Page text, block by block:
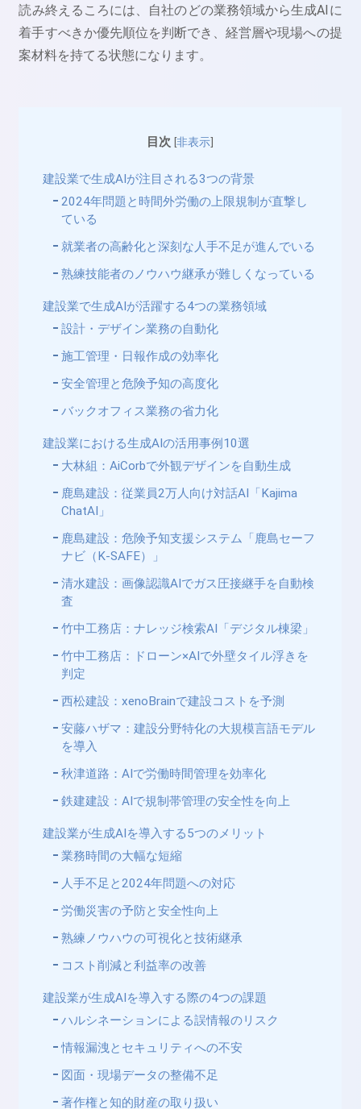
読み終えるころには、自社のどの業務領域から生成AIに
着手すべきか優先順位を判断でき、経営層や現場への提
案材料を持てる状態になります。
目次 [非表示]
建設業で生成AIが注目される3つの背景
2024年問題と時間外労働の上限規制が直撃し
ている
就業者の高齢化と深刻な人手不足が進んでいる
熟練技能者のノウハウ継承が難しくなっている
建設業で生成AIが活躍する4つの業務領域
設計・デザイン業務の自動化
施工管理・日報作成の効率化
安全管理と危険予知の高度化
バックオフィス業務の省力化
建設業における生成AIの活用事例10選
大林組：AiCorbで外観デザインを自動生成
鹿島建設：従業員2万人向け対話AI「Kajima
ChatAI」
鹿島建設：危険予知支援システム「鹿島セーフ
ナビ（K-SAFE）」
清水建設：画像認識AIでガス圧接継手を自動検
査
竹中工務店：ナレッジ検索AI「デジタル棟梁」
竹中工務店：ドローン×AIで外壁タイル浮きを
判定
西松建設：xenoBrainで建設コストを予測
安藤ハザマ：建設分野特化の大規模言語モデル
を導入
秋津道路：AIで労働時間管理を効率化
鉄建建設：AIで規制帯管理の安全性を向上
建設業が生成AIを導入する5つのメリット
業務時間の大幅な短縮
人手不足と2024年問題への対応
労働災害の予防と安全性向上
熟練ノウハウの可視化と技術継承
コスト削減と利益率の改善
建設業が生成AIを導入する際の4つの課題
ハルシネーションによる誤情報のリスク
情報漏洩とセキュリティへの不安
図面・現場データの整備不足
著作権と知的財産の取り扱い